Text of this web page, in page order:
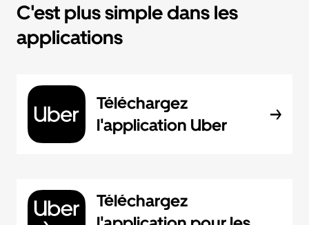
C'est plus simple dans les
applications
Téléchargez
l'application Uber
Téléchargez